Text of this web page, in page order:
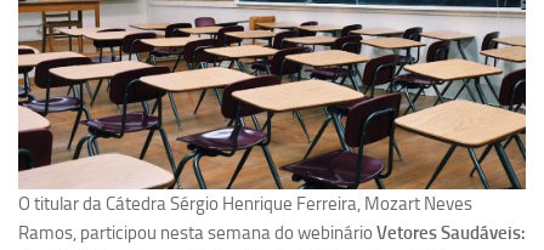
Grupo de Estudos Avançados em Tecnologia e Informação
em Saúde com foco em Populações Vulneráveis
(Confluencia)
Grupos de estudo encerrados
Grupos de Pesquisa
Criminologia Experimental e Segurança Pública
Direito e Tecnologia (Tech Law)
O titular da Cátedra Sérgio Henrique Ferreira, Mozart Neves
Ramos, participou nesta semana do webinário Vetores Saudáveis: